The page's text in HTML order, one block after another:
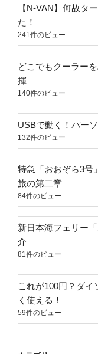
【N-VAN】何故タ
た！
241件のビュー
どこでもクーラー
揮
140件のビュー
USBで動く！パー
132件のビュー
特急「おおぞら3号
旅の第二章
84件のビュー
新日本海フェリー
介
81件のビュー
これが100円？ダイ
く使える！
59件のビュー